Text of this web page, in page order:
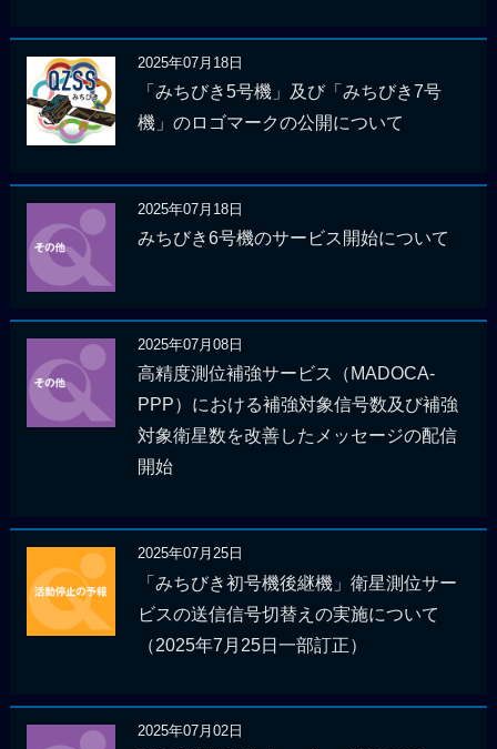
2025年07月18日
「みちびき5号機」及び「みちびき7号
機」のロゴマークの公開について
2025年07月18日
みちびき6号機のサービス開始について
2025年07月08日
高精度測位補強サービス（MADOCA-
PPP）における補強対象信号数及び補強
対象衛星数を改善したメッセージの配信
開始
2025年07月25日
「みちびき初号機後継機」衛星測位サー
ビスの送信信号切替えの実施について
（2025年7月25日一部訂正）
2025年07月02日